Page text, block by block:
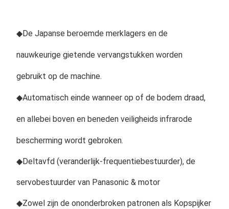
◆De Japanse beroemde merklagers en de
nauwkeurige gietende vervangstukken worden
gebruikt op de machine.
◆Automatisch einde wanneer op of de bodem draad,
en allebei boven en beneden veiligheids infrarode
bescherming wordt gebroken.
◆Deltavfd (veranderlijk-frequentiebestuurder), de
servobestuurder van Panasonic & motor
◆Zowel zijn de ononderbroken patronen als Kopspijker